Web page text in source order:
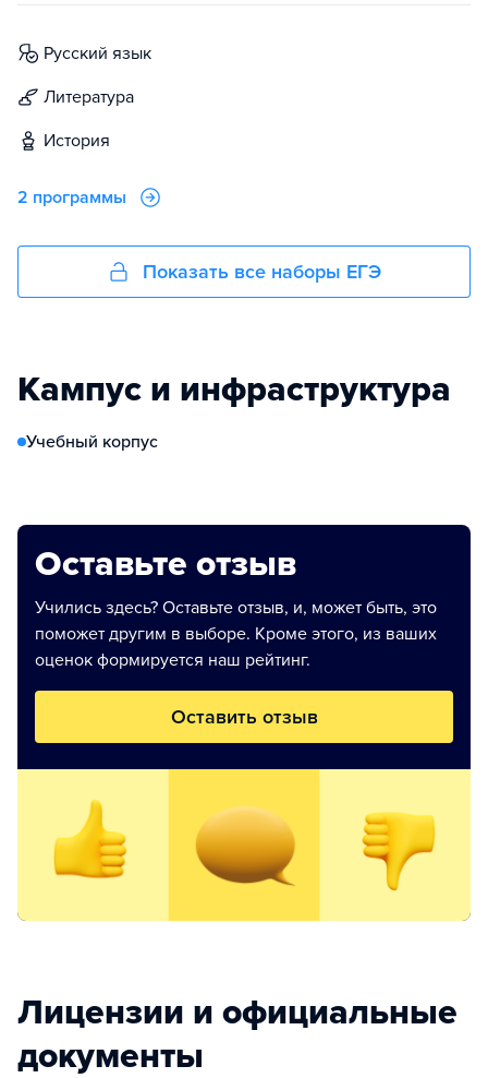
русский язык
литература
история
2 программы
Показать все наборы ЕГЭ
Кампус и инфраструктура
Учебный корпус
Оставьте отзыв
Учились здесь? Оставьте отзыв, и, может быть, это
поможет другим в выборе. Кроме этого, из ваших
оценок формируется наш рейтинг.
Оставить отзыв
Лицензии и официальные
документы